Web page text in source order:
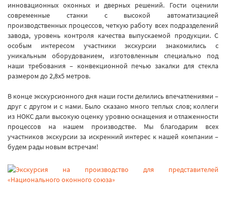
инновационных оконных и дверных решений. Гости оценили
современные станки с высокой автоматизацией
производственных процессов, четкую работу всех подразделений
завода, уровень контроля качества выпускаемой продукции. С
особым интересом участники экскурсии знакомились с
уникальным оборудованием, изготовленным специально под
наши требования – конвекционной печью закалки для стекла
размером до 2,8х5 метров.
В конце экскурсионного дня наши гости делились впечатлениями –
друг с другом и с нами. Было сказано много теплых слов; коллеги
из НОКС дали высокую оценку уровню оснащения и отлаженности
процессов на нашем производстве. Мы благодарим всех
участников экскурсии за искренний интерес к нашей компании –
будем рады новым встречам!